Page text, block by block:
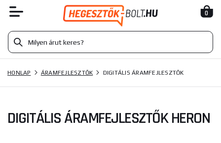
0
HONLAP ÁRAMFEJLESZTŐK DIGITÁLIS ÁRAMFEJLESZTŐK
DIGITÁLIS ÁRAMFEJLESZTŐK HERON